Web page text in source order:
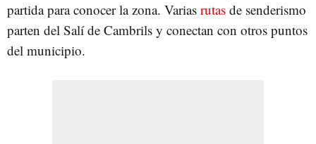
partida para conocer la zona. Varias rutas de senderismo
parten del Salí de Cambrils y conectan con otros puntos
del municipio.